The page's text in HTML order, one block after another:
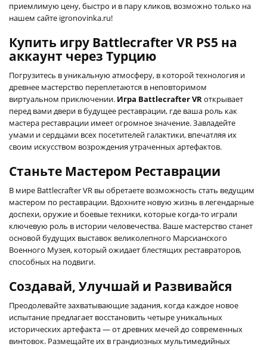
приемлимую цену, быстро и в пару кликов, возможно только на
нашем сайте igronovinka.ru!
Купить игру Battlecrafter VR PS5 на
аккаунт через Турцию
Погрузитесь в уникальную атмосферу, в которой технология и
древнее мастерство переплетаются в неповторимом
виртуальном приключении. Игра Battlecrafter VRоткрывает
перед вами двери в будущее реставрации, где ваша роль как
мастера реставрации имеет огромное значение. Завладейте
умами и сердцами всех посетителей галактики, впечатляя их
своим искусством возрождения утраченных артефактов.
Станьте Мастером Реставрации
В мире Battlecrafter VR вы обретаете возможность стать ведущим
мастером по реставрации. Вдохните новую жизнь в легендарные
доспехи, оружие и боевые техники, которые когда-то играли
ключевую роль в истории человечества. Ваше мастерство станет
основой будущих выставок великолепного Марсианского
Военного Музея, который ожидает блестящих реставраторов,
способных на подвиги.
Создавай, Улучшай и Развивайся
Преодолевайте захватывающие задания, когда каждое новое
испытание предлагает восстановить четыре уникальных
исторических артефакта — от древних мечей до современных
винтовок. Размещайте их в грандиозных мультимедийных